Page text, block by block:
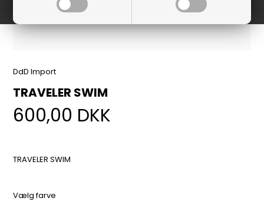
DdD Import
TRAVELER SWIM
600,00 DKK
TRAVELER SWIM
Vælg farve